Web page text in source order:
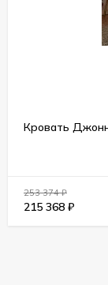
Кровать
253 374₽
215 368 ₽